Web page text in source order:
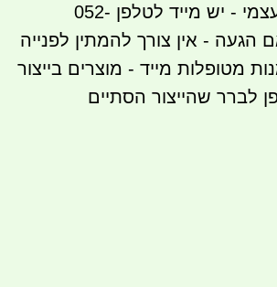
הזמנה באיסוף עצמי - יש מייד לטלפן 052-
ולתאם הגעה - אין צורך להמתין לפנייה
מטופלות מייד - מוצרים בייצור
לברר שהייצור הסתיים